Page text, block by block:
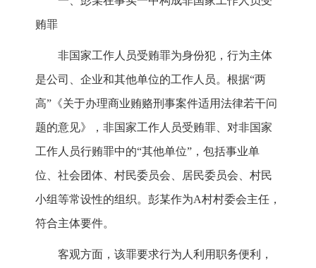
贿罪
非国家工作人员受贿罪为身份犯，行为主体
是公司、企业和其他单位的工作人员。根据“两
高”《关于办理商业贿赂刑事案件适用法律若干问
题的意见》，非国家工作人员受贿罪、对非国家
工作人员行贿罪中的“其他单位”，包括事业单
位、社会团体、村民委员会、居民委员会、村民
小组等常设性的组织。彭某作为A村村委会主任，
符合主体要件。
客观方面，该罪要求行为人利用职务便利，